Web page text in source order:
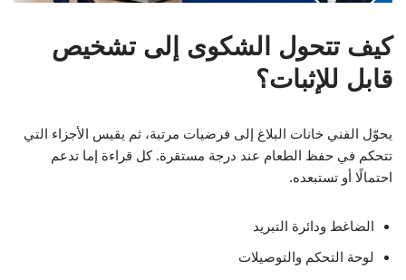
كيف تتحول الشكوى إلى تشخيص
قابل للإثبات؟
يحوّل الفني خانات البلاغ إلى فرضيات مرتبة، ثم يقيس الأجزاء التي
تتحكم في حفظ الطعام عند درجة مستقرة. كل قراءة إما تدعم
احتمالًا أو تستبعده.
الضاغط ودائرة التبريد
لوحة التحكم والتوصيلات